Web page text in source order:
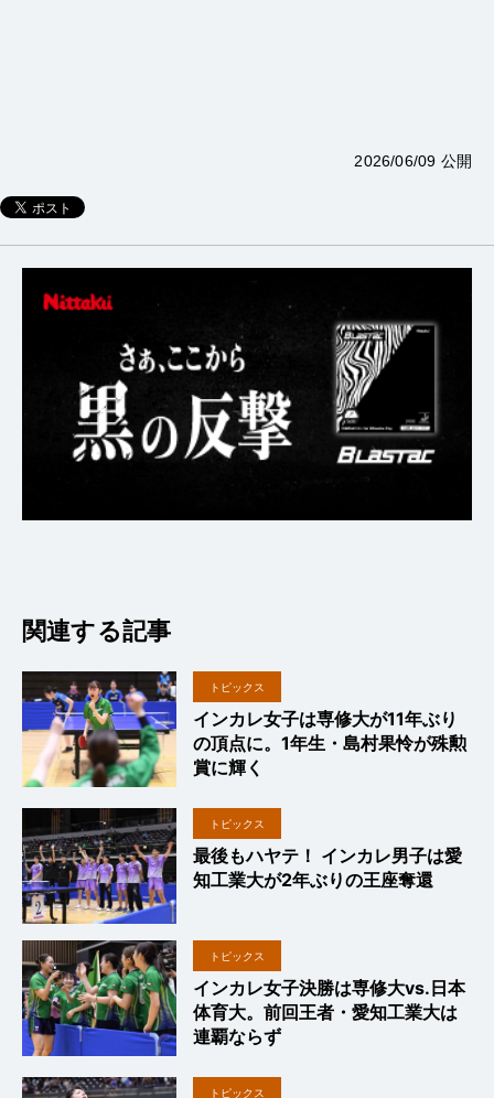
2026/06/09 公開
関連する記事
トピックス
インカレ女子は専修大が11年ぶり
の頂点に。1年生・島村果怜が殊勲
賞に輝く
トピックス
最後もハヤテ！ インカレ男子は愛
知工業大が2年ぶりの王座奪還
トピックス
インカレ女子決勝は専修大vs.日本
体育大。前回王者・愛知工業大は
連覇ならず
トピックス